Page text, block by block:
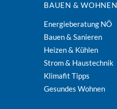
BAUEN & WOHNEN
Energieberatung NÖ
Bauen & Sanieren
Heizen & Kühlen
Strom & Haustechnik
Klimafit Tipps
Gesundes Wohnen